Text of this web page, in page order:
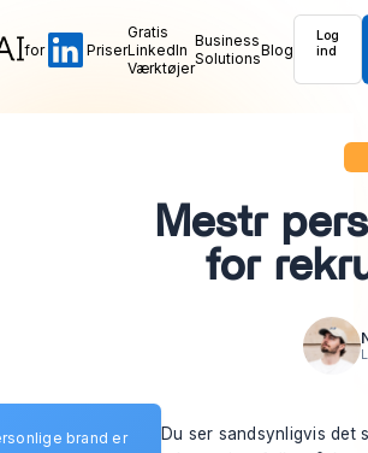
for Priser
Gratis
LinkedIn
Værktøjer
Business
SolutionsBlog
Log
ind
Mestr
for
brand er
Du ser sandsynligvis det